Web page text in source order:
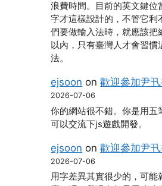
浪費時間。目前的英文鍵位
字才這樣設計的，不管它利
們要做輸入法時，就應該把
以內，只有臺灣人才會習慣
法。
ejsoon on歡迎參加尹
2026-07-06
你的網站很不錯。你是用五
可以交流下js遊戲開發。
ejsoon on歡迎參加尹
2026-07-06
用字差異其實很少的，可